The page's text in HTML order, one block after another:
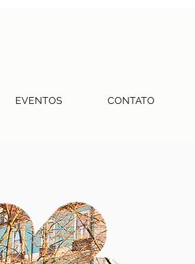
EVENTOS CONTATO